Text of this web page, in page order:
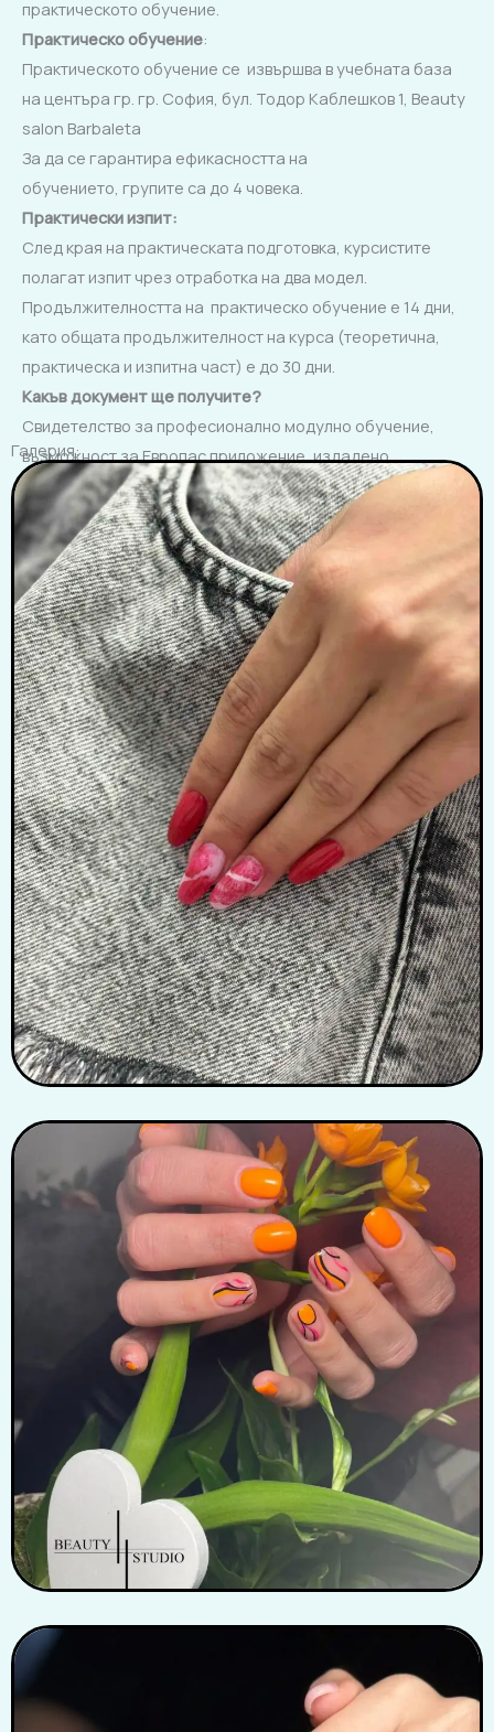
практическото обучение.
Практическо обучение:
Практическото обучение се извършва в учебната база
на центъра гр. гр. София, бул. Тодор Каблешков 1, Beauty
salon Barbaleta
За да се гарантира ефикасността на
обучението, групите са до 4 човека.
Практически изпит:
След края на практическата подготовка, курсистите
полагат изпит чрез отработка на два модел.
Продължителността на практическо обучение е 14 дни,
като общата продължителност на курса (теоретична,
практическа и изпитна част) е до 30 дни.
Какъв документ ще получите?
Свидетелство за професионално модулно обучение,
възможност за Европас приложение, издадено
отЦентър за професионално обучение Д&НДоверие
Галерия: